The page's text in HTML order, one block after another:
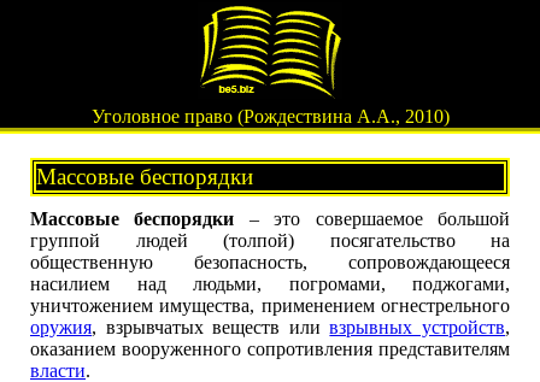
Уголовное право (Рождествина А.А., 2010)
Массовые беспорядки
Массовые беспорядки – это совершаемое большой
группой людей (толпой) посягательство на
общественную безопасность, сопровождающееся
насилием над людьми, погромами, поджогами,
уничтожением имущества, применением огнестрельного
оружия, взрывчатых веществ иливзрывных устройств,
оказанием вооруженного сопротивления представителям
власти.